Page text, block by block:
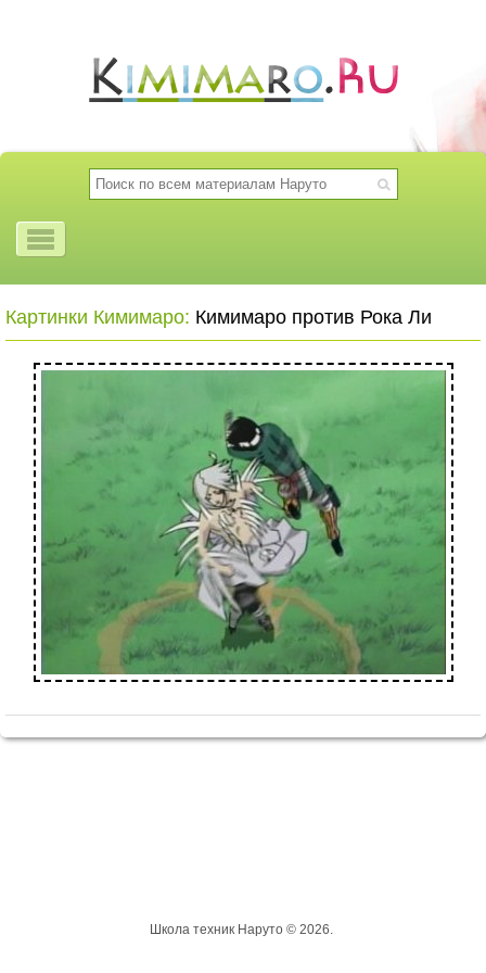
Картинки Кимимаро: Кимимаро против Рока Ли
Школа техник Наруто © 2026.